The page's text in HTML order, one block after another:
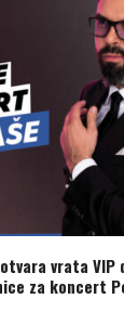
vrata VIP
za koncert